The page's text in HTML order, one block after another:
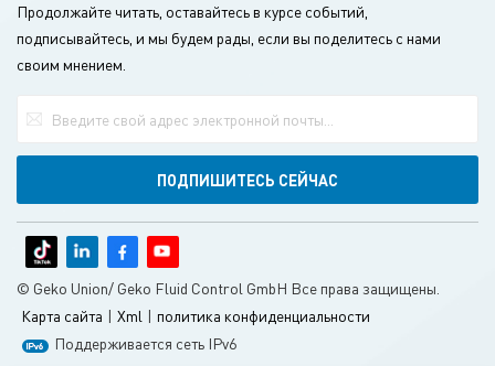
Продолжайте читать, оставайтесь в курсе событий,
подписывайтесь, и мы будем рады, если вы поделитесь с нами
своим мнением.
© Geko Union/ Geko Fluid Control GmbH Все права защищены.
Карта сайта | Xml | политика конфиденциальности
Поддерживается сеть IPv6